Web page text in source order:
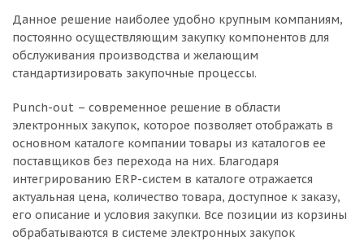
Данное решение наиболее удобно крупным компаниям,
постоянно осуществляющим закупку компонентов для
обслуживания производства и желающим
стандартизировать закупочные процессы.
Punch-out – современное решение в области
электронных закупок, которое позволяет отображать в
основном каталоге компании товары из каталогов ее
поставщиков без перехода на них. Благодаря
интегрированию ERP-систем в каталоге отражается
актуальная цена, количество товара, доступное к заказу,
его описание и условия закупки. Все позиции из корзины
обрабатываются в системе электронных закупок